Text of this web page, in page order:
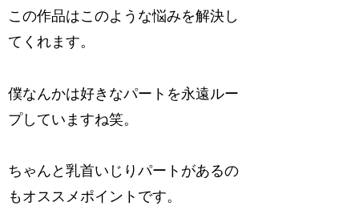
この作品はこのような悩みを解決し
てくれます。
僕なんかは好きなパートを永遠ルー
プしていますね笑。
ちゃんと乳首いじりパートがあるの
もオススメポイントです。